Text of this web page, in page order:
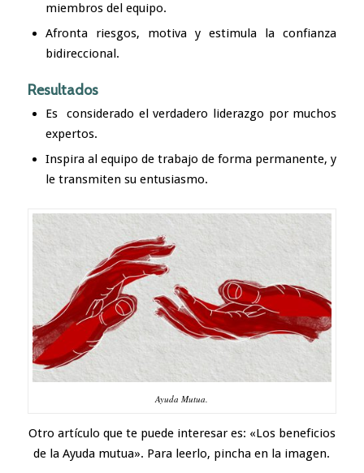
miembros del equipo.
Afronta riesgos, motiva y estimula la confianza
bidireccional.
Resultados
Es considerado el verdadero liderazgo por muchos
expertos.
Inspira al equipo de trabajo de forma permanente, y
le transmiten su entusiasmo.
Ayuda Mutua.
Otro artículo que te puede interesar es: «Los beneficios
de la Ayuda mutua». Para leerlo, pincha en la imagen.